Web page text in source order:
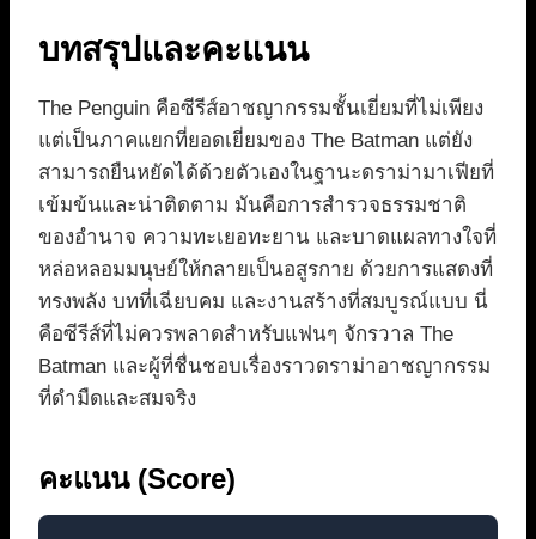
บทสรุปและคะแนน
The Penguin คือซีรีส์อาชญากรรมชั้นเยี่ยมที่ไม่เพียง
แต่เป็นภาคแยกที่ยอดเยี่ยมของ The Batman แต่ยัง
สามารถยืนหยัดได้ด้วยตัวเองในฐานะดราม่ามาเฟียที่
เข้มข้นและน่าติดตาม มันคือการสำรวจธรรมชาติ
ของอำนาจ ความทะเยอทะยาน และบาดแผลทางใจที่
หล่อหลอมมนุษย์ให้กลายเป็นอสูรกาย ด้วยการแสดงที่
ทรงพลัง บทที่เฉียบคม และงานสร้างที่สมบูรณ์แบบ นี่
คือซีรีส์ที่ไม่ควรพลาดสำหรับแฟนๆ จักรวาล The
Batman และผู้ที่ชื่นชอบเรื่องราวดราม่าอาชญากรรม
ที่ดำมืดและสมจริง
คะแนน (Score)